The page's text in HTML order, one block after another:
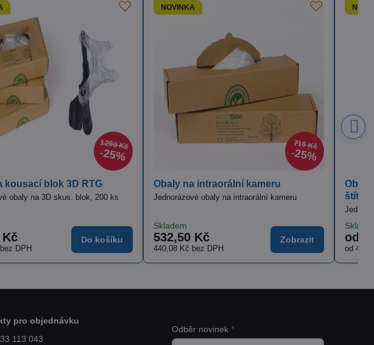
710 Kč
25%
na intraorální kameru
obaly na intraorální kameru
Kč
Kčbez DPH
Zobrazit
25%
NOVINKA
Obaly na RVG snímky s modrým
štítkem
Skladem
od 540 Kč
od 446,28 Kč
Zobrazit
pro objednávku
113 043
Odběr novinek*